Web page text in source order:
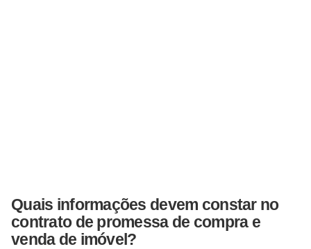
Quais informações devem constar no
contrato de promessa de compra e
venda de imóvel?
i
m
o